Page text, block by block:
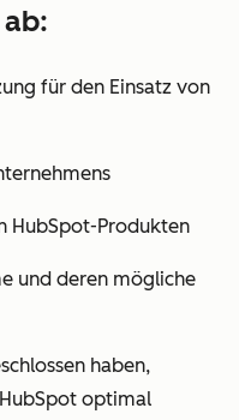
für den Einsatz von
HubSpot-Produkten
und deren mögliche
haben,
HubSpot optimal